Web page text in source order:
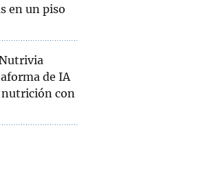
en un piso
de IA
nutrición con